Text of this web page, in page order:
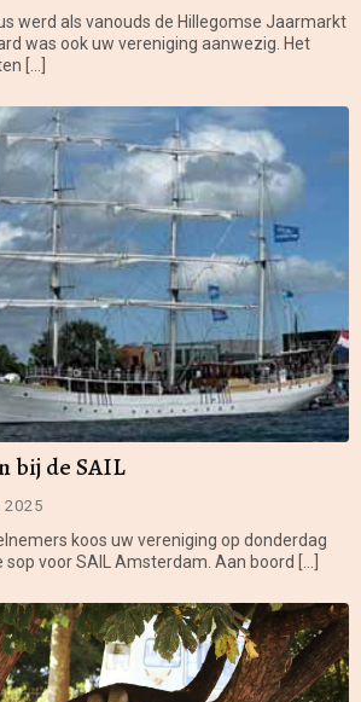
werd als vanouds de Hillegomse Jaarmarkt
was ook uw vereniging aanwezig. Het
[…]
bij de SAIL
2025
koos uw vereniging op donderdag
voor SAIL Amsterdam. Aan boord […]